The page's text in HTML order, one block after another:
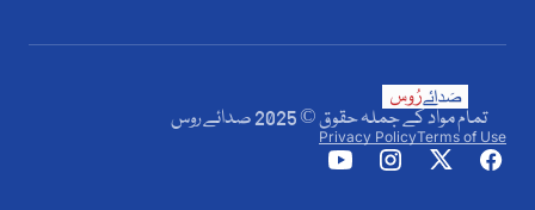
تمام مواد کے جملہ حقوق © 2025 صدائے روس
Terms of Use
Privacy Policy